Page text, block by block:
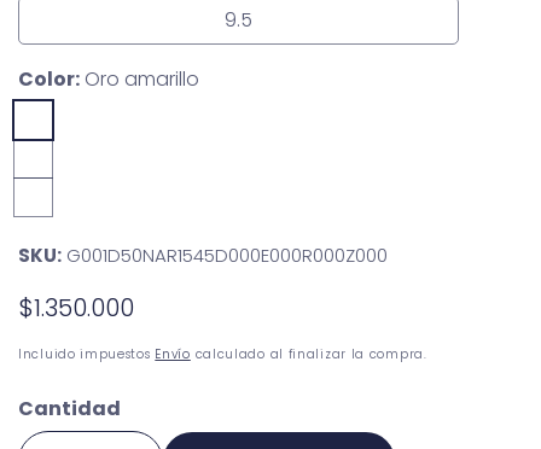
9.5
9.5
Color: Oro amarillo
Oro
Oro
Oro
rosa
SKU: G001D50NAR1545D000E000R000Z000
Precio
habitual
$1.350.000
Incluido impuestos Envío calculado al finalizar la compra.
Cantidad